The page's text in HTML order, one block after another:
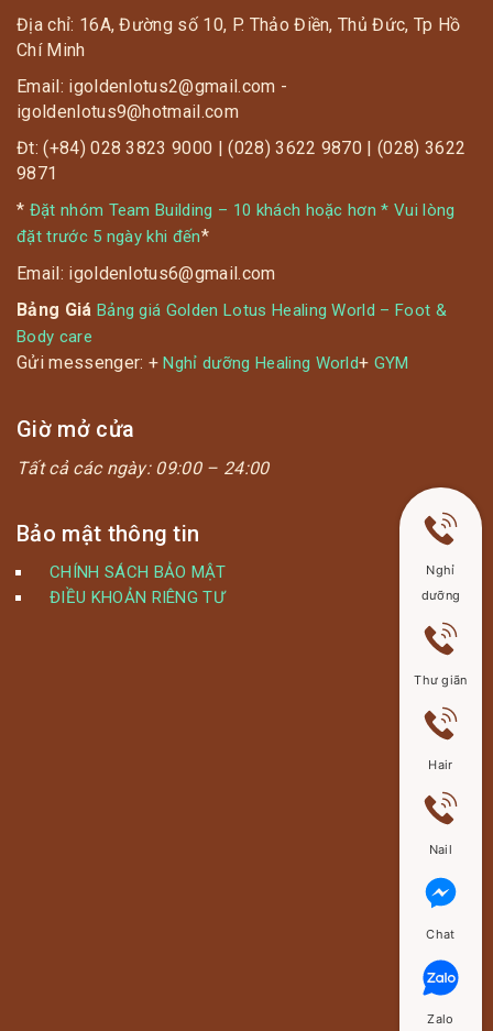
Địa chỉ: 16A, Đường số 10, P. Thảo Điền, Thủ Đức, Tp Hồ
Chí Minh
Email: igoldenlotus2@gmail.com -
igoldenlotus9@hotmail.com
Đt: (+84) 028 3823 9000 | (028) 3622 9870 | (028) 3622
9871
* Đặt nhóm Team Building – 10 khách hoặc hơn * Vui lòng
đặt trước 5 ngày khi đến*
Email: igoldenlotus6@gmail.com
Bảng Giá Bảng giá Golden Lotus Healing World – Foot &
Body care
Gửi messenger: +Nghỉ dưỡng Healing World+ GYM
Giờ mở cửa
Tất cả các ngày: 09:00 – 24:00
Bảo mật thông tin
CHÍNH SÁCH BẢO MẬT
ĐIỀU KHOẢN RIÊNG TƯ
Nghỉ
dưỡng
Thư giãn
Hair
Nail
Chat
Zalo